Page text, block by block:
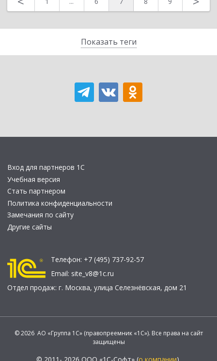
Показать теги
Вход для партнеров 1С
Учебная версия
Стать партнером
Политика конфиденциальности
Замечания по сайту
Другие сайты
Телефон: +7 (495) 737-92-57
Email: site_v8@1c.ru
Отдел продаж: г. Москва, улица Селезнёвская, дом 21
© 2026 АО «Группа 1С» (правопреемник «1С»). Все права на сайт
защищены